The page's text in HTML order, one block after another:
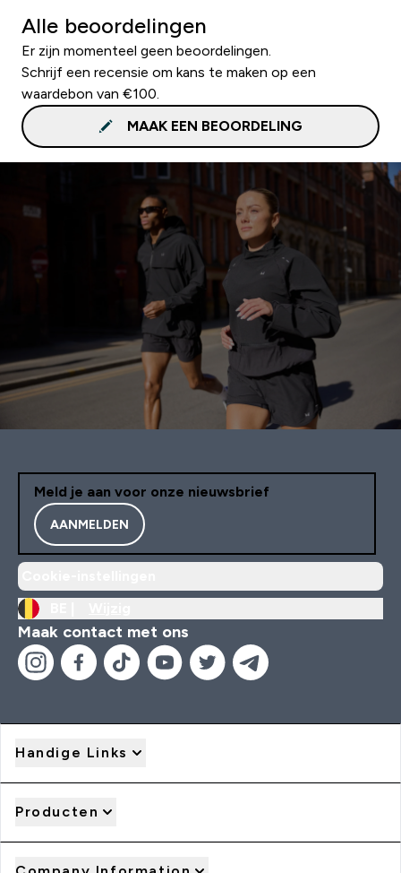
Alle beoordelingen
Er zijn momenteel geen beoordelingen.
Schrijf een recensie om kans te maken op een
waardebon van €100.
MAAK EEN BEOORDELING
Meld je aan voor onze nieuwsbrief
AANMELDEN
Maak contact met ons
Handige Links
Producten